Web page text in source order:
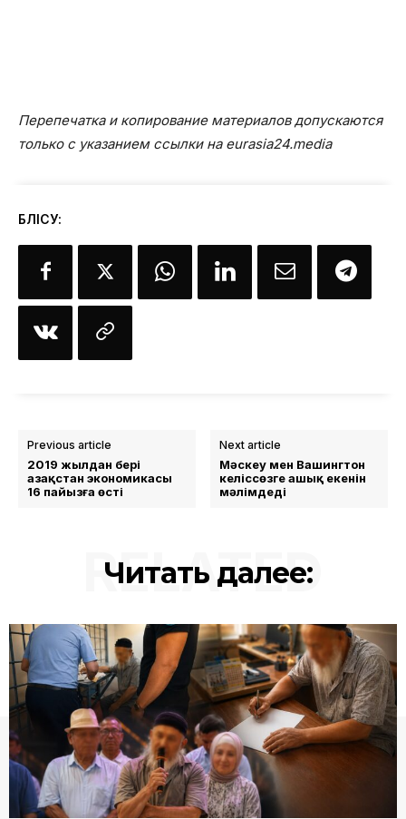
Перепечатка и копирование материалов допускаются
только с указанием ссылки на eurasia24.media
БӨЛІСУ:
Previous article
2019 жылдан бері
Қазақстан экономикасы
16 пайызға өсті
Next article
Мәскеу мен Вашингтон
келіссөзге ашық екенін
мәлімдеді
Читать далее:
RELATED